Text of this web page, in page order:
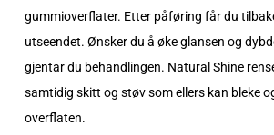
gummioverflater. Etter påføring får du
utseendet. Ønsker du å øke glansen og
gjentar du behandlingen. Natural Shine
samtidig skitt og støv som ellers kan bleke
overflaten.